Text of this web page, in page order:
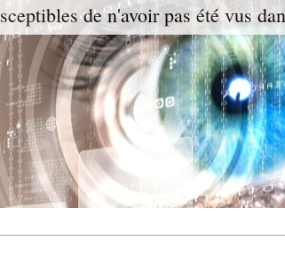
de n'avoir pas été vus